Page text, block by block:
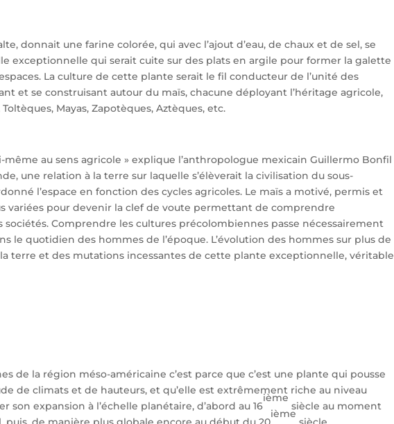
donnait une farine colorée, qui avec l’ajout d’eau, de chaux et de sel, se
exceptionnelle qui serait cuite sur des plats en argile pour former la galette
La culture de cette plante serait le fil conducteur de l’unité des
et se construisant autour du maïs, chacune déployant l’héritage agricole,
Mayas, Zapotèques, Aztèques, etc.
au sens agricole » explique l’anthropologue mexicain Guillermo Bonfil
une relation à la terre sur laquelle s’élèverait la civilisation du sous-
l’espace en fonction des cycles agricoles. Le maïs a motivé, permis et
variées pour devenir la clef de voute permettant de comprendre
Comprendre les cultures précolombiennes passe nécessairement
le quotidien des hommes de l’époque. L’évolution des hommes sur plus de
terre et des mutations incessantes de cette plante exceptionnelle, véritable
de la région méso-américaine c’est parce que c’est une plante qui pousse
de climats et de hauteurs, et qu’elle est extrêmement riche au niveau
expansion à l’échelle planétaire, d’abord au 16
ième
siècle au moment
ième